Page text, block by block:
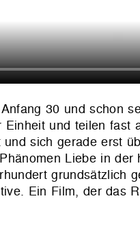
30 und schon
und teilen fast
sich gerade erst
Liebe in
grundsätzlich
Ein Film, der das